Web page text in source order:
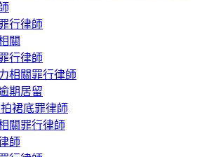
行律師
關
行律師
相關罪行律師
期居留
裙底罪律師
關罪行律師
師